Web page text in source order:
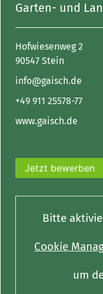
Garten- und
Hofwiesenweg 2
90547 Stein
info@gaisch.de
+49 911 25578-77
www.gaisch.de
Jetzt bewerben
Bitte
Cookie
um